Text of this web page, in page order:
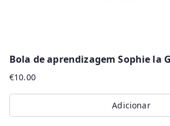
Bola de aprendizagem Sophie la
€10.00
Adicionar